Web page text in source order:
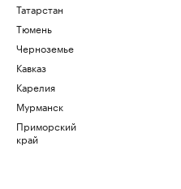
Татарстан
Тюмень
Черноземье
Кавказ
Карелия
Мурманск
Приморский
край